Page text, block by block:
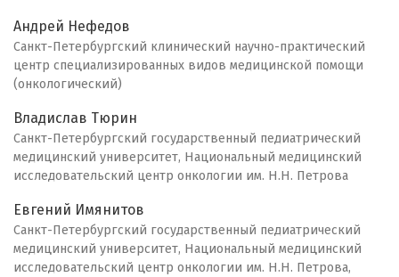
Андрей Нефедов
Санкт-Петербургский клинический научно-практический
центр специализированных видов медицинской помощи
(онкологический)
Владислав Тюрин
Санкт-Петербургский государственный педиатрический
медицинский университет, Национальный медицинский
исследовательский центр онкологии им. Н.Н. Петрова
Евгений Имянитов
Санкт-Петербургский государственный педиатрический
медицинский университет, Национальный медицинский
исследовательский центр онкологии им. Н.Н. Петрова,